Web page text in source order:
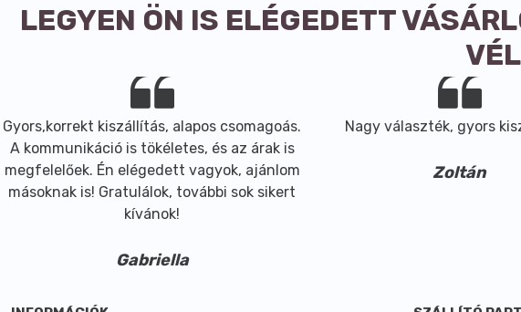
LEGYEN ÖN IS ELÉGEDETT
Gyors,korrekt kiszállítás, alapos csomagoás.
A kommunikáció is tökéletes, és az árak is
megfelelőek. Én elégedett vagyok, ajánlom
másoknak is! Gratulálok, további sok sikert
kívánok!
Gabriella
Nagy választék, gyors
Zoltán